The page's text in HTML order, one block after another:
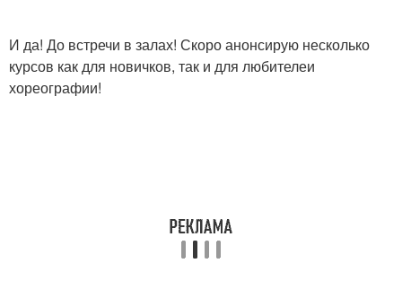
И да! До встречи в залах! Скоро анонсирую несколько
курсов как для новичков, так и для любителеи
хореографии!